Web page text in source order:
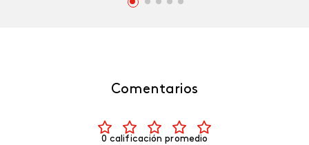
Comentarios
0 calificación promedio